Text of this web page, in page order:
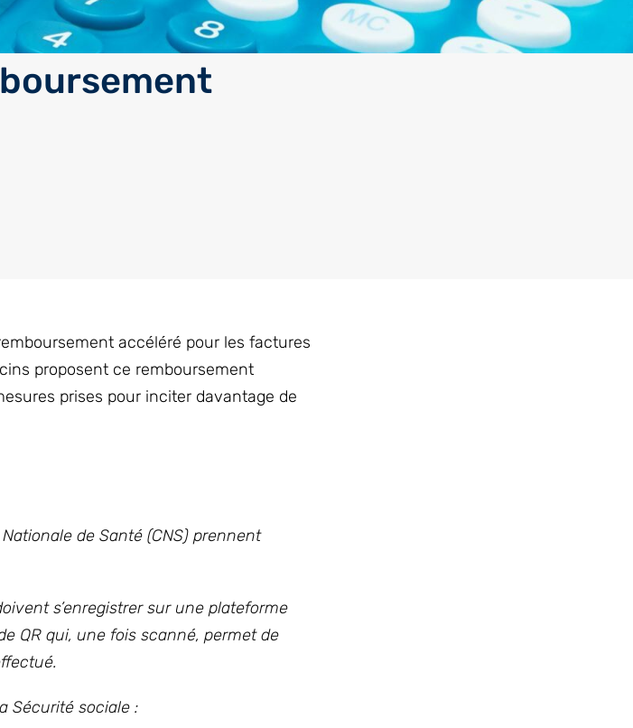
accéléré pour les factures
proposent ce remboursement
prises pour inciter davantage de
de Santé (CNS) prennent
s’enregistrer sur une plateforme
QR qui, une fois scanné, permet de
Sécurité sociale :